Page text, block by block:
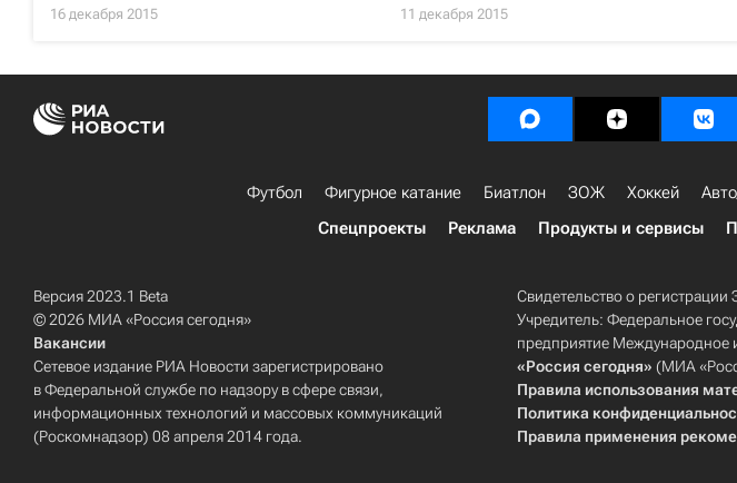
16 декабря 2015 11 декабря 2015
Футбол Фигурное катание Биатлон ЗОЖ Хоккей
Спецпроекты
Реклама Продукты и сервисы
Версия 2023.1 Beta
© 2026 МИА «Россия сегодня»
Вакансии
Сетевое издание РИА Новости зарегистрировано
в Федеральной службе по надзору в сфере связи,
информационных технологий и массовых коммуникаций
(Роскомнадзор) 08 апреля 2014 года.
Свидетельство о
Учредитель: Федеральное
предприятие Международное
«Россия сегодня» (МИА
Правила использования
Политика
Правила применения